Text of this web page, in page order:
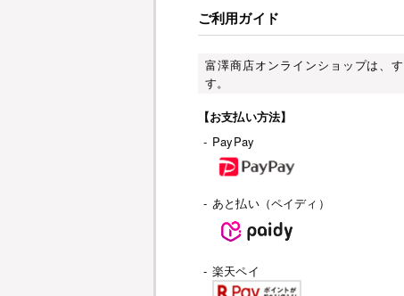
ご利用ガイド
富澤商店オンラインショップは、
す。
【お支払い方法】
- PayPay
- あと払い（ペイディ）
- 楽天ペイ